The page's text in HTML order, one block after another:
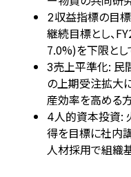
2収益指標の目
継続目標とし、
7.0%)を下限とし
3売上平準化: 民
の上期受注拡大
産効率を高める
4人的資本投資:
得を目標に社内
人材採用で組織